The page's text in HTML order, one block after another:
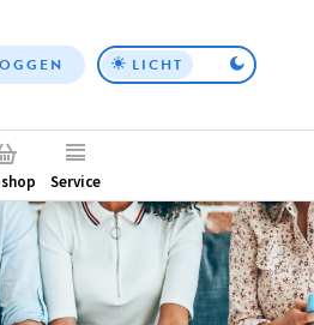
Top
LICHT
Service